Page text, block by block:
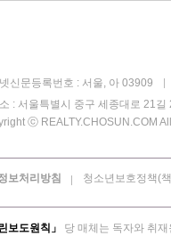
신문등록번호 : 서울, 아 03909
: 서울특별시 중구 세종대로 21길
ⓒ REALTY.CHOSUN.COM
보처리방침 청소년보호정책(
보도원칙」 당 매체는 독자와 취